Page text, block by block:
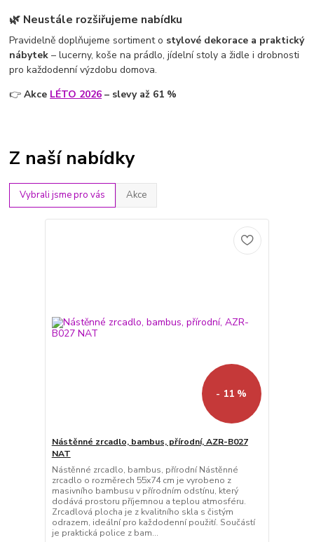
🌿 Neustále rozšiřujeme nabídku
Pravidelně doplňujeme sortiment o stylové dekorace a praktický
nábytek – lucerny, koše na prádlo, jídelní stoly a židle i drobnosti
pro každodenní výzdobu domova.
👉Akce LÉTO 2026 – slevy až 61 %
Z naší nabídky
Vybrali jsme pro vás Akce
- 11 %
Nástěnné zrcadlo, bambus, přírodní, AZR-B027
NAT
Nástěnné zrcadlo, bambus, přírodní Nástěnné
zrcadlo o rozměrech 55x74 cm je vyrobeno z
masivního bambusu v přírodním odstínu, který
dodává prostoru příjemnou a teplou atmosféru.
Zrcadlová plocha je z kvalitního skla s čistým
odrazem, ideální pro každodenní použití. Součástí
je praktická police z bam...